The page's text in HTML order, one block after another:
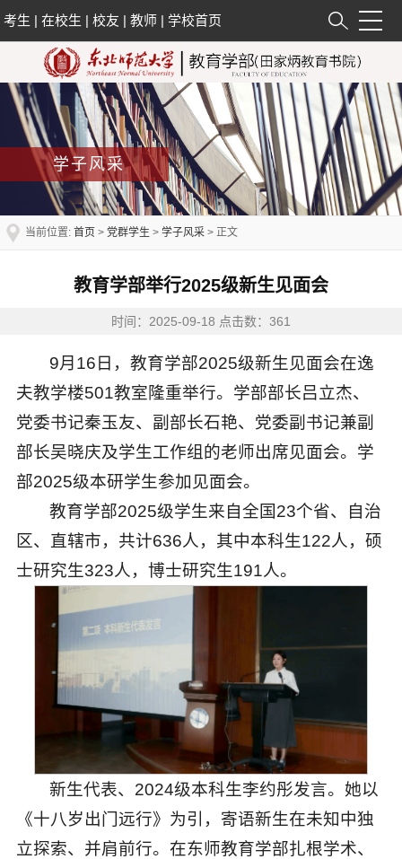
考生 |在校生 |校友 |教师 | 学校首页
学子风采
当前位置: 首页 > 党群学生 > 学子风采 > 正文
教育学部举行2025级新生见面会
时间：2025-09-18 点击数： 361
9月16日，教育学部2025级新生见面会在逸
夫教学楼501教室隆重举行。学部部长吕立杰、
党委书记秦玉友、副部长石艳、党委副书记兼副
部长吴晓庆及学生工作组的老师出席见面会。学
部2025级本研学生参加见面会。
教育学部2025级学生来自全国23个省、自治
区、直辖市，共计636人，其中本科生122人，硕
士研究生323人，博士研究生191人。
新生代表、2024级本科生李约彤发言。她以
《十八岁出门远行》为引，寄语新生在未知中独
立探索、并肩前行。在东师教育学部扎根学术、